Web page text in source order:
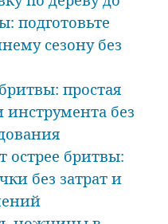
подготовьте
сезону без
простая
инструмента без
острее бритвы:
без затрат и